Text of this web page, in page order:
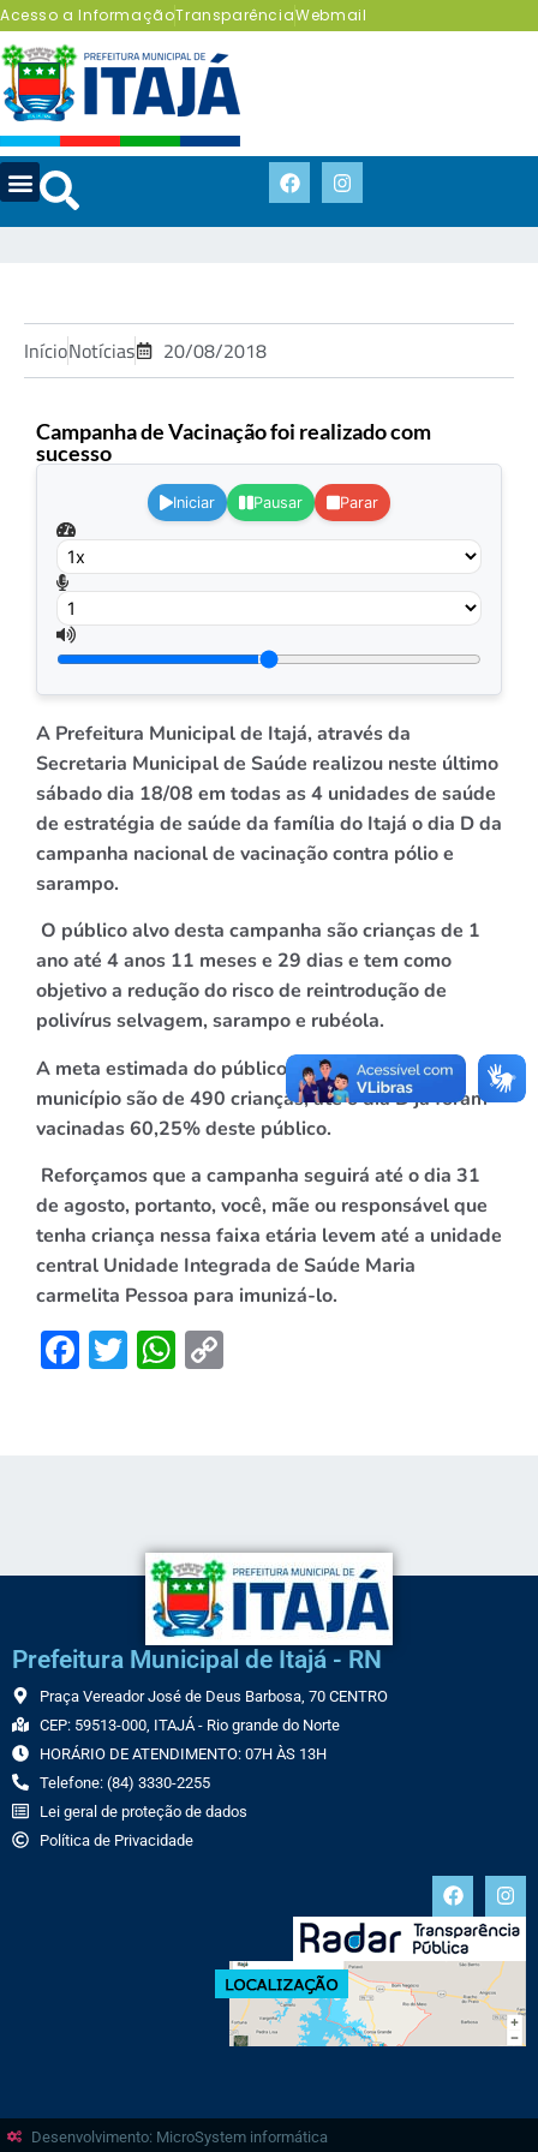
Acesso a InformaçãoTransparênciaWebmail
InícioNotícias 20/08/2018
Campanha de Vacinação foi realizado com
sucesso
Iniciar Pausar Parar
A Prefeitura Municipal de Itajá, através da
Secretaria Municipal de Saúde realizou neste último
sábado dia 18/08 em todas as 4 unidades de saúde
de estratégia de saúde da família do Itajá o dia D da
campanha nacional de vacinação contra pólio e
sarampo.
O público alvo desta campanha são crianças de 1
ano até 4 anos 11 meses e 29 dias e tem como
objetivo a redução do risco de reintrodução de
polivírus selvagem, sarampo e rubéola.
A meta estimada do público alvo em nosso
município são de 490 crianças, até o dia D já foram
vacinadas 60,25% deste público.
Reforçamos que a campanha seguirá até o dia 31
de agosto, portanto, você, mãe ou responsável que
tenha criança nessa faixa etária levem até a unidade
central Unidade Integrada de Saúde Maria
carmelita Pessoa para imunizá-lo.
Facebook
TwitterWhatsApp
Prefeitura Municipal de Itajá - RN
Praça Vereador José de Deus Barbosa, 70 CENTRO
CEP: 59513-000, ITAJÁ - Rio grande do Norte
HORÁRIO DE ATENDIMENTO: 07H ÀS 13H
Telefone: (84) 3330-2255
Lei geral de proteção de dados
Política de Privacidade
Desenvolvimento: MicroSystem informática